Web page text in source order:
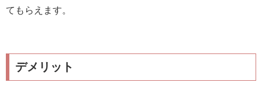
てもらえます。
デメリット